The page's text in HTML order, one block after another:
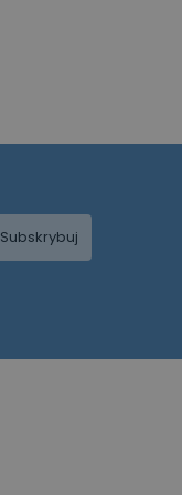
Subskrybuj